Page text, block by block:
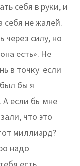
себя в руки, и
себя не жалей.
через силу, но
есть». Не
в точку: если
бы я
А если бы мне
что это
миллиард?
надо
есть